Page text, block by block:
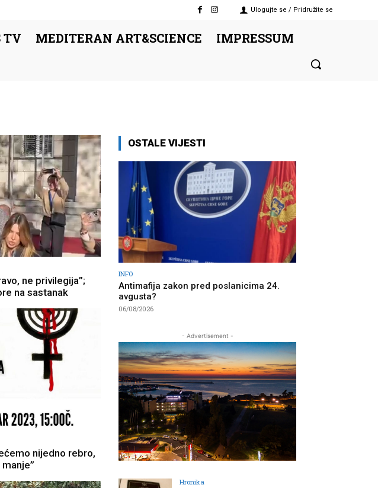
Ulogujte se / Pridružite se
TV MEDITERAN ART&SCIENCE IMPRESSUM
ne privilegija”;
na sastanak
nijedno rebro,
OSTALE VIJESTI
INFO
Antimafija zakon pred poslanicima 24.
avgusta?
06/08/2026
- Advertisement -
Hronika